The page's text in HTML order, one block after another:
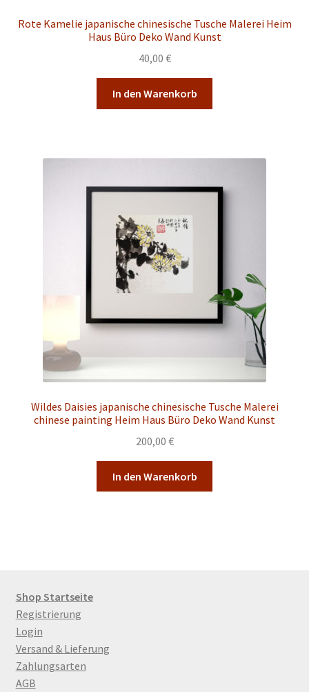
Rote Kamelie japanische chinesische Tusche Malerei Heim
Haus Büro Deko Wand Kunst
40,00 €
In den Warenkorb
Wildes Daisies japanische chinesische Tusche Malerei
chinese painting Heim Haus Büro Deko Wand Kunst
200,00 €
In den Warenkorb
Shop Startseite
Registrierung
Login
Versand & Lieferung
Zahlungsarten
AGB